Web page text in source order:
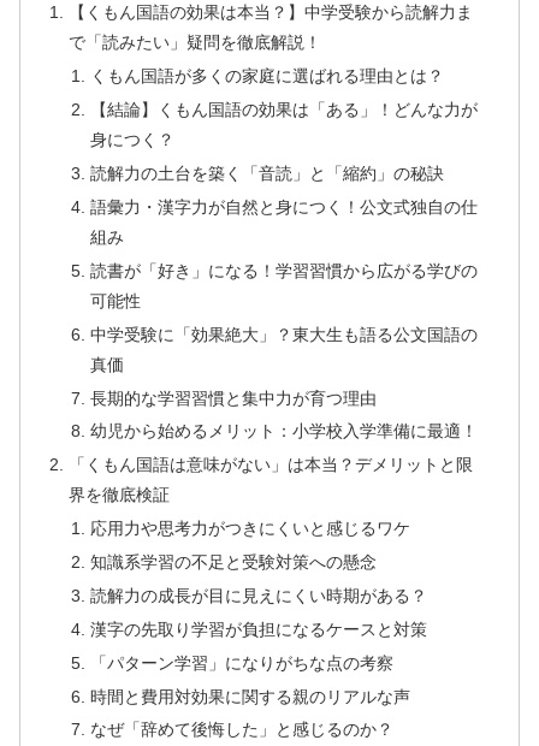
【くもん国語の効果は本当？】中学受験から読解力ま
で「読みたい」疑問を徹底解説！
くもん国語が多くの家庭に選ばれる理由とは？
【結論】くもん国語の効果は「ある」！どんな力が
身につく？
読解力の土台を築く「音読」と「縮約」の秘訣
語彙力・漢字力が自然と身につく！公文式独自の仕
組み
読書が「好き」になる！学習習慣から広がる学びの
可能性
中学受験に「効果絶大」？東大生も語る公文国語の
真価
長期的な学習習慣と集中力が育つ理由
幼児から始めるメリット：小学校入学準備に最適！
「くもん国語は意味がない」は本当？デメリットと限
界を徹底検証
応用力や思考力がつきにくいと感じるワケ
知識系学習の不足と受験対策への懸念
読解力の成長が目に見えにくい時期がある？
漢字の先取り学習が負担になるケースと対策
「パターン学習」になりがちな点の考察
時間と費用対効果に関する親のリアルな声
なぜ「辞めて後悔した」と感じるのか？